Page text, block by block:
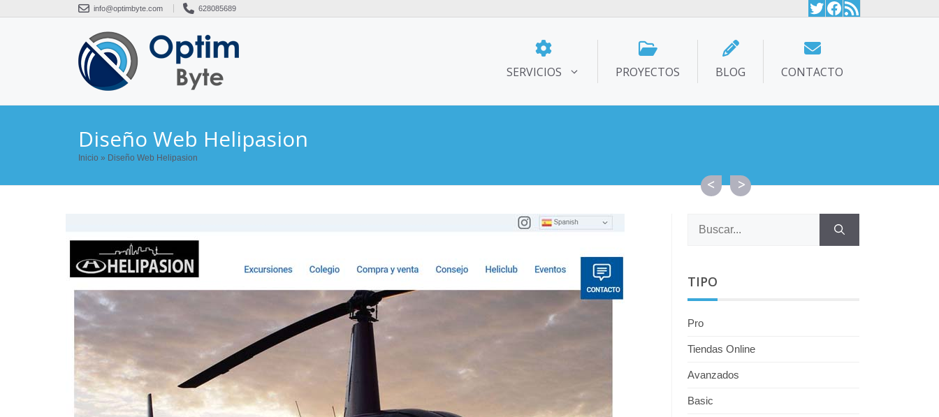
info@optimbyte.com 628085689 Twitter
Facebook
Feed RSS
SERVICIOS PROYECTOS BLOG CONTACTO
Diseño Web Helipasion
Inicio » Diseño Web Helipasion
TIPO
Pro
Tiendas Online
Avanzados
Basic